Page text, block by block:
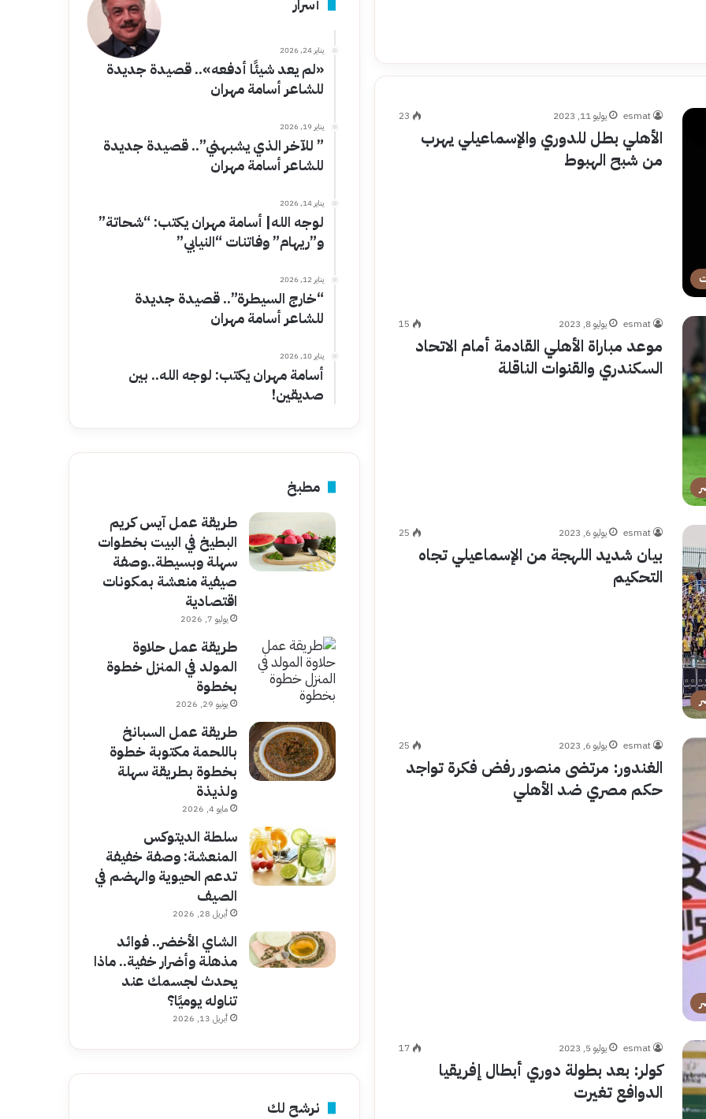
esmat يوليو 11, 2023 23
الأهلي بطل للدوري والإسماعيلي يهرب
من شبح الهبوط
esmat يوليو 8, 2023 15
موعد مباراة الأهلي القادمة أمام الاتحاد
السكندري والقنوات الناقلة
esmat يوليو 6, 2023 25
بيان شديد اللهجة من الإسماعيلي تجاه
التحكيم
esmat يوليو 6, 2023 25
الغندور: مرتضى منصور رفض فكرة تواجد
حكم مصري ضد الأهلي
esmat يوليو 5, 2023 17
كولر: بعد بطولة دوري أبطال إفريقيا
الدوافع تغيرت
أسرار
يناير 24, 2026
«لم يعد شيئًا أدفعه».. قصيدة جديدة
للشاعر أسامة مهران
يناير 19, 2026
” للآخر الذي يشبهني”.. قصيدة جديدة
للشاعر أسامة مهران
يناير 14, 2026
لوجه الله| أسامة مهران يكتب: “شحاتة”
و”ريهام” وفاتنات “النيابي”
يناير 12, 2026
“خارج السيطرة”.. قصيدة جديدة
للشاعر أسامة مهران
يناير 10, 2026
أسامة مهران يكتب: لوجه الله.. بين
صديقين!
مطبخ
طريقة عمل آيس كريم
البطيخ في البيت بخطوات
سهلة وبسيطة..وصفة
صيفية منعشة بمكونات
اقتصادية
يوليو 7, 2026
طريقة عمل حلاوة
المولد في المنزل خطوة
بخطوة
يونيو 29, 2026
طريقة عمل السبانخ
باللحمة مكتوبة خطوة
بخطوة بطريقة سهلة
ولذيذة
مايو 4, 2026
سلطة الديتوكس
المنعشة: وصفة خفيفة
تدعم الحيوية والهضم في
الصيف
أبريل 28, 2026
الشاي الأخضر.. فوائد
مذهلة وأضرار خفية.. ماذا
يحدث لجسمك عند
تناوله يوميًا؟
أبريل 13, 2026
نرشح لك